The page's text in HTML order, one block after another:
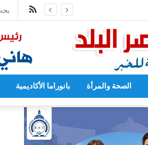
ملخص
الموقع
RSS
الصحة والمرأة بانوراما الأكاديمية